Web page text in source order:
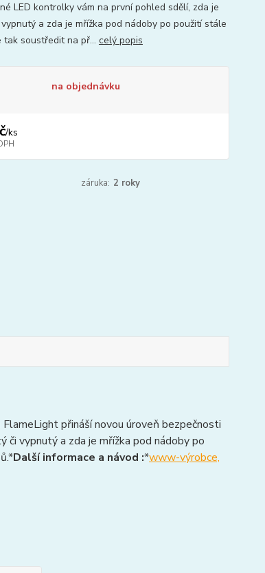
LED kontrolky vám na první pohled sdělí, zda je
a zda je mřížka pod nádoby po použití stále
tak soustředit na př... celý popis
na objednávku
/ks
záruka: 2 roky
přináší novou úroveň bezpečnosti
či vypnutý a zda je mřížka pod nádoby po
Další informace a návod :*www-výrobce,